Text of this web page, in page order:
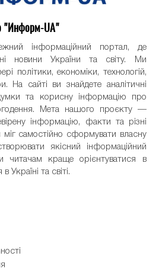
"Информ-UA"
інформаційний портал, де
новини України та світу. Ми
політики, економіки, технологій,
На сайті ви знайдете аналітичні
та корисну інформацію про
Мета нашого проєкту —
інформацію, факти та різні
самостійно сформувати власну
якісний інформаційний
читачам краще орієнтуватися в
Україні та світі.